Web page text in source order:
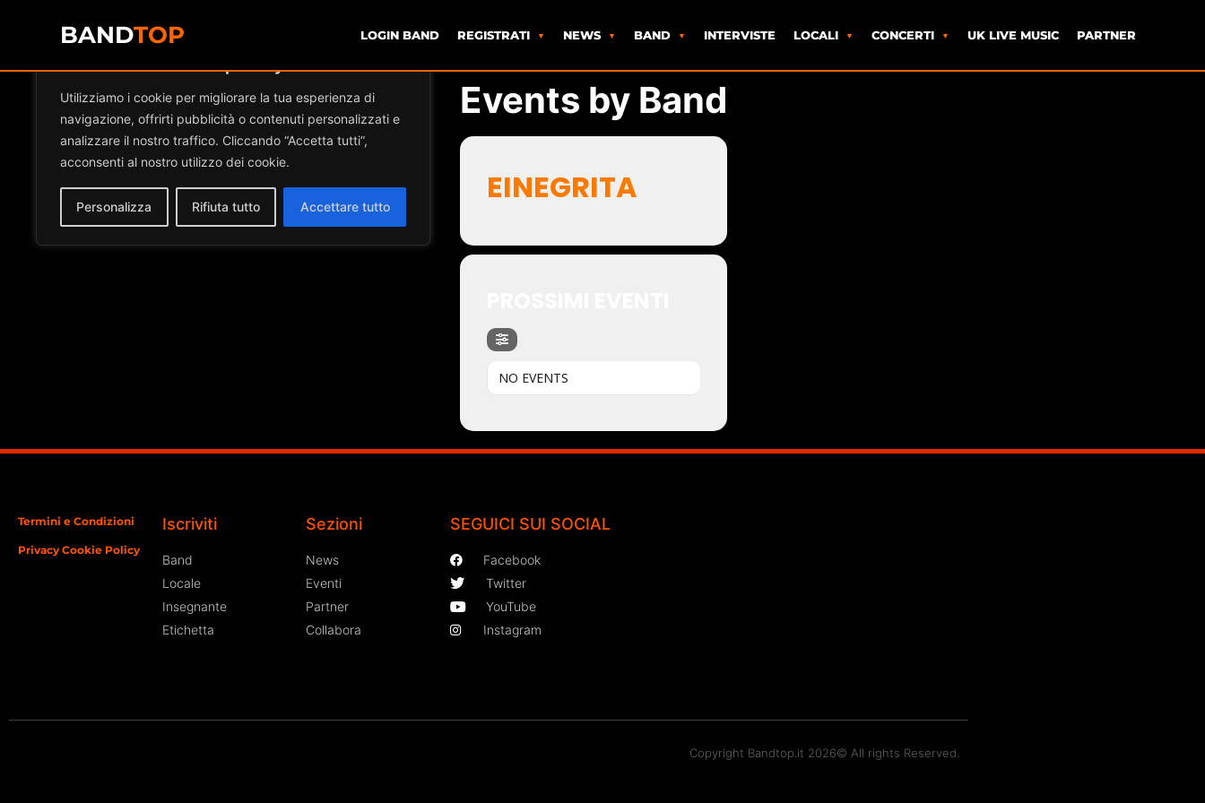
Utilizziamo i cookie per migliorare la tua esperienza di
navigazione, offrirti pubblicità o contenuti personalizzati e
analizzare il nostro traffico. Cliccando “Accetta tutti”,
acconsenti al nostro utilizzo dei cookie.
Personalizza Rifiuta tutto Accettare tutto
BANDTOP LOGIN BAND REGISTRATI NEWS BAND INTERVISTE LOCALI CONCERTI UK LIVE MUSIC PARTNER
Events by Band
EINEGRITA
NO EVENTS
Termini e Condizioni
Privacy Cookie Policy
Iscriviti
Band
Locale
Insegnante
Etichetta
Sezioni
News
Eventi
Partner
Collabora
SEGUICI SUI SOCIAL
Facebook
Twitter
YouTube
Instagram
Copyright Bandtop.it 2026© All rights Reserved.